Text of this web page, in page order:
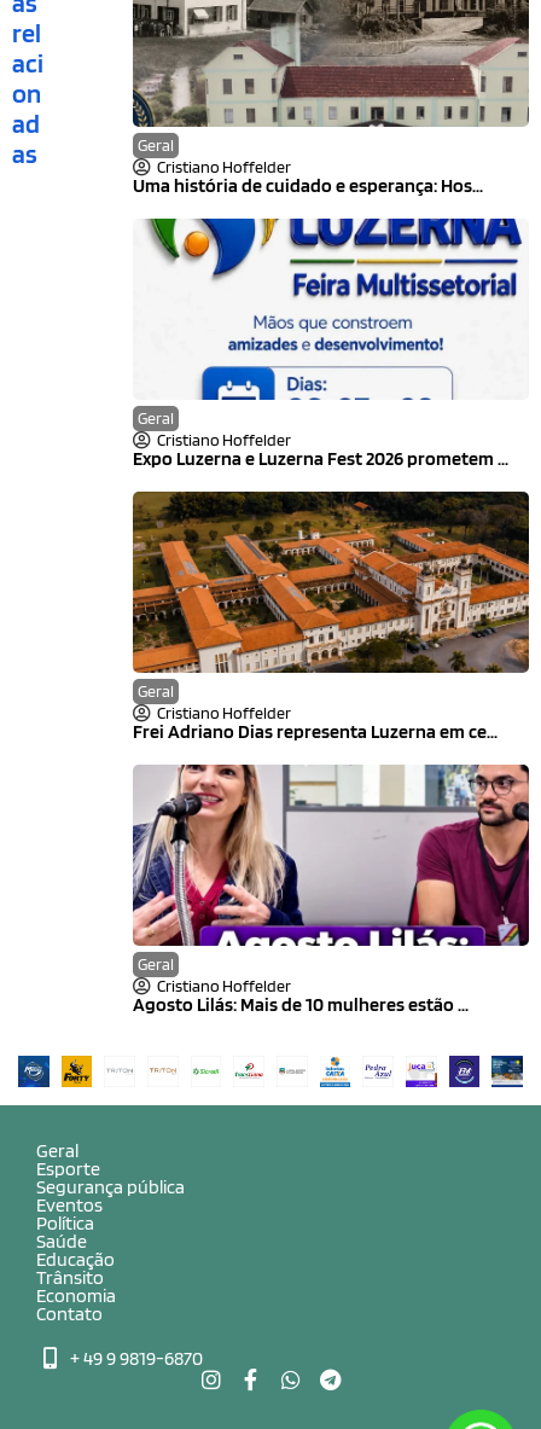
rel
aci
on
ad
as
Geral
Cristiano Hoffelder
Uma história de cuidado e esperança: Hos...
Geral
Cristiano Hoffelder
Expo Luzerna e Luzerna Fest 2026 prometem ...
Geral
Cristiano Hoffelder
Frei Adriano Dias representa Luzerna em ce...
Geral
Cristiano Hoffelder
Agosto Lilás: Mais de 10 mulheres estão ...
Geral
Esporte
Segurança pública
Eventos
Política
Saúde
Educação
Trânsito
Economia
Contato
+ 49 9 9819-6870